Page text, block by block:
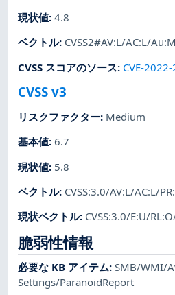
現状値:4.8
ベクトル: CVSS2#AV:L/AC:L/
CVSS スコアのソース: CVE-
CVSS v3
リスクファクター: Medium
基本値:6.7
現状値: 5.8
ベクトル: CVSS:3.0/AV:L/AC:L/
現状ベクトル: CVSS:3.0/E:U/
脆弱性情報
必要な KB アイテム:SMB/WMI/
Settings/ParanoidReport